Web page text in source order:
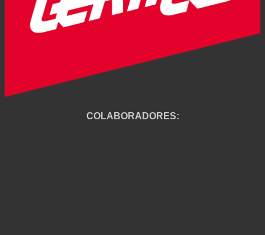
COLABORADORES: